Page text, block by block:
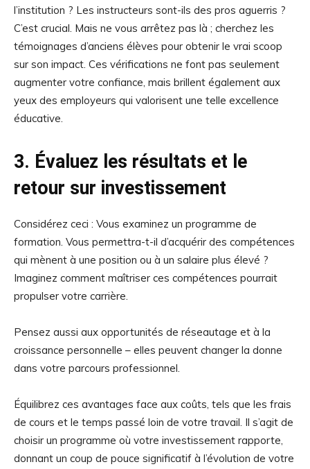
l’institution ? Les instructeurs sont-ils des pros aguerris ?
C’est crucial. Mais ne vous arrêtez pas là ; cherchez les
témoignages d’anciens élèves pour obtenir le vrai scoop
sur son impact. Ces vérifications ne font pas seulement
augmenter votre confiance, mais brillent également aux
yeux des employeurs qui valorisent une telle excellence
éducative.
3. Évaluez les résultats et le
retour sur investissement
Considérez ceci : Vous examinez un programme de
formation. Vous permettra-t-il d’acquérir des compétences
qui mènent à une position ou à un salaire plus élevé ?
Imaginez comment maîtriser ces compétences pourrait
propulser votre carrière.
Pensez aussi aux opportunités de réseautage et à la
croissance personnelle – elles peuvent changer la donne
dans votre parcours professionnel.
Équilibrez ces avantages face aux coûts, tels que les frais
de cours et le temps passé loin de votre travail. Il s’agit de
choisir un programme où votre investissement rapporte,
donnant un coup de pouce significatif à l’évolution de votre